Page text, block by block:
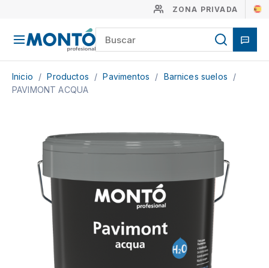
ZONA PRIVADA
Inicio / Productos / Pavimentos / Barnices suelos
/
PAVIMONT ACQUA